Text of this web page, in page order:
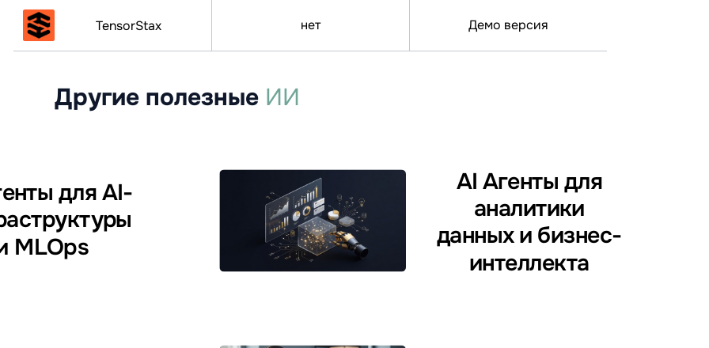
TensorStax нет Демо версия
Другие полезные ИИ
для AI-
MLOps
AI Агенты для
аналитики
данных и бизнес-
интеллекта